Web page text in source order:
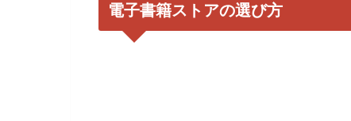
電子書籍ストアの選び方